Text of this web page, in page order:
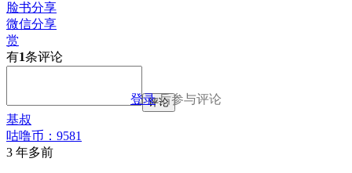
脸书分享
微信分享
赏
有1条评论
登录后参与评论
评论
基叔
咕噜币：9581
3 年多前